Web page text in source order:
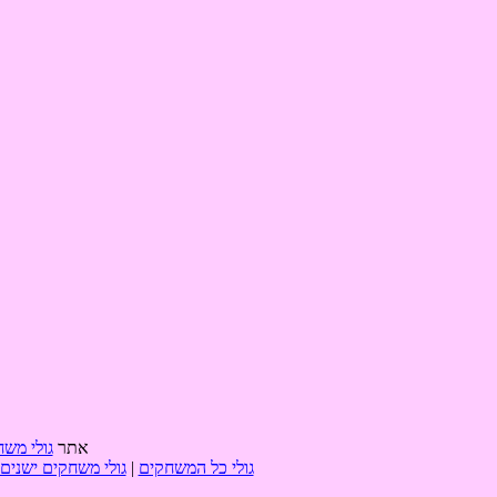
אתרגולי
גולי כל המשחקים |גולי משחקים ישנים